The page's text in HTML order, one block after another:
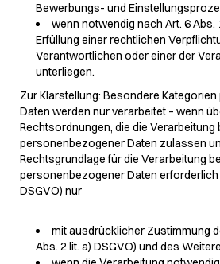
Bewerbungs- und
wenn notwendig nach Art. 6 Abs.
Erfüllung einer rechtlichen
Verantwortlichen oder einer der
unterliegen.
Zur Klarstellung: Besondere
Daten werden nur verarbeitet – wenn
Rechtsordnungen, die die
personenbezogener Daten zulassen
Rechtsgrundlage für die Verarbeitung
personenbezogener Daten erforderlich
DSGVO) nur
mit ausdrücklicher Zustimmung
Abs. 2 lit. a) DSGVO) und des